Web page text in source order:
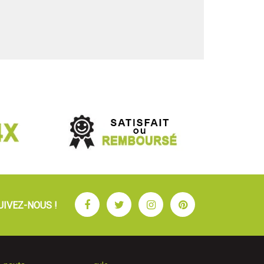
NOUS ! FacebookTwitterInstagramPinterest